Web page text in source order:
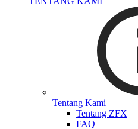
Tentang Kami
Tentang ZFX
FAQ